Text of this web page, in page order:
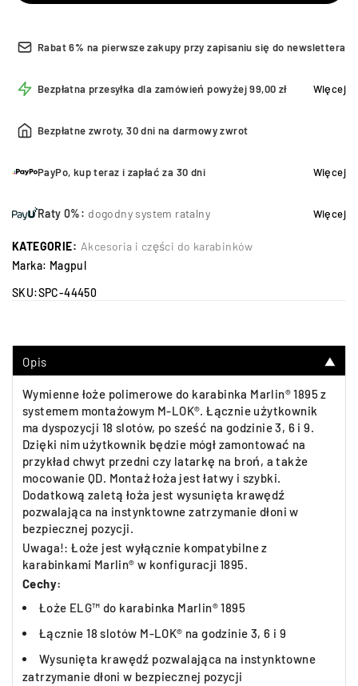
Rabat 6% na pierwsze zakupy przy zapisaniu się do newslettera
Bezpłatna przesyłka dla zamówień powyżej 99,00 zł Więcej
Bezpłatne zwroty, 30 dni na darmowy zwrot
PayPo, kup teraz i zapłać za 30 dni Więcej
Raty 0%: dogodny system ratalny Więcej
KATEGORIE: Akcesoria i części do karabinków
Marka: Magpul
SKU:SPC-44450
Opis ▼
Wymienne łoże polimerowe do karabinka Marlin® 1895 z
systemem montażowym M-LOK®. Łącznie użytkownik
ma dyspozycji 18 slotów, po sześć na godzinie 3, 6 i 9.
Dzięki nim użytkownik będzie mógł zamontować na
przykład chwyt przedni czy latarkę na broń, a także
mocowanie QD. Montaż łoża jest łatwy i szybki.
Dodatkową zaletą łoża jest wysunięta krawędź
pozwalająca na instynktowne zatrzymanie dłoni w
bezpiecznej pozycji.
Uwaga!: Łoże jest wyłącznie kompatybilne z
karabinkami Marlin® w konfiguracji 1895.
Cechy:
Łoże ELG™ do karabinka Marlin® 1895
Łącznie 18 slotów M-LOK® na godzinie 3, 6 i 9
Wysunięta krawędź pozwalająca na instynktowne
zatrzymanie dłoni w bezpiecznej pozycji